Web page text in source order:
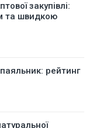
закупівлі:
та швидкою
рейтинг